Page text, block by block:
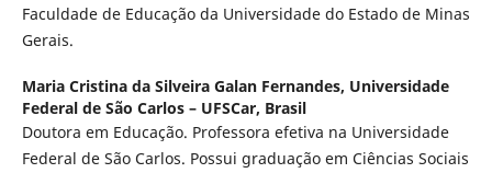
Faculdade de Educação da Universidade do Estado de Minas
Gerais.
Maria Cristina da Silveira Galan Fernandes, Universidade
Federal de São Carlos – UFSCar, Brasil
Doutora em Educação. Professora efetiva na Universidade
Federal de São Carlos. Possui graduação em Ciências Sociais